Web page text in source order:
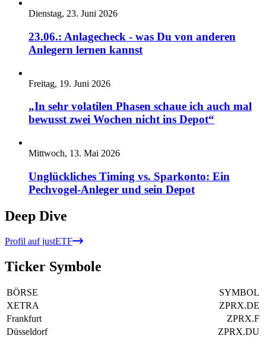
Dienstag, 23. Juni 2026
23.06.: Anlagecheck - was Du von anderen
Anlegern lernen kannst
Freitag, 19. Juni 2026
„In sehr volatilen Phasen schaue ich auch mal
bewusst zwei Wochen nicht ins Depot“
Mittwoch, 13. Mai 2026
Unglückliches Timing vs. Sparkonto: Ein
Pechvogel-Anleger und sein Depot
Deep Dive
Profil auf justETF
Ticker Symbole
BÖRSE
SYMBOL
XETRA
ZPRX.DE
Frankfurt
ZPRX.F
Düsseldorf
ZPRX.DU